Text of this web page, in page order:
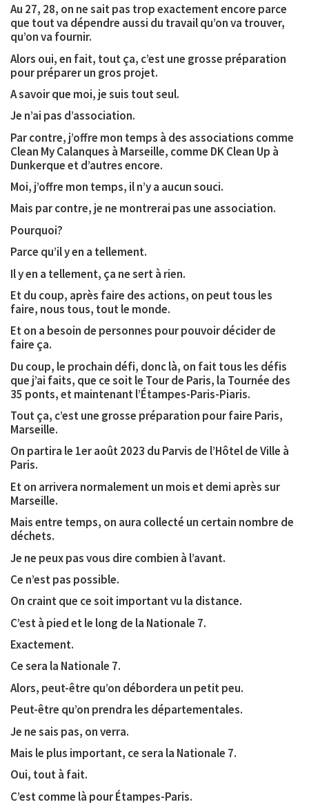
Au 27, 28, on ne sait pas trop exactement encore parce
que tout va dépendre aussi du travail qu’on va trouver,
qu’on va fournir.
Alors oui, en fait, tout ça, c’est une grosse préparation
pour préparer un gros projet.
A savoir que moi, je suis tout seul.
Je n’ai pas d’association.
Par contre, j’offre mon temps à des associations comme
Clean My Calanques à Marseille, comme DK Clean Up à
Dunkerque et d’autres encore.
Moi, j’offre mon temps, il n’y a aucun souci.
Mais par contre, je ne montrerai pas une association.
Pourquoi?
Parce qu’il y en a tellement.
Il y en a tellement, ça ne sert à rien.
Et du coup, après faire des actions, on peut tous les
faire, nous tous, tout le monde.
Et on a besoin de personnes pour pouvoir décider de
faire ça.
Du coup, le prochain défi, donc là, on fait tous les défis
que j’ai faits, que ce soit le Tour de Paris, la Tournée des
35 ponts, et maintenant l’Étampes-Paris-Piaris.
Tout ça, c’est une grosse préparation pour faire Paris,
Marseille.
On partira le 1er août 2023 du Parvis de l’Hôtel de Ville à
Paris.
Et on arrivera normalement un mois et demi après sur
Marseille.
Mais entre temps, on aura collecté un certain nombre de
déchets.
Je ne peux pas vous dire combien à l’avant.
Ce n’est pas possible.
On craint que ce soit important vu la distance.
C’est à pied et le long de la Nationale 7.
Exactement.
Ce sera la Nationale 7.
Alors, peut-être qu’on débordera un petit peu.
Peut-être qu’on prendra les départementales.
Je ne sais pas, on verra.
Mais le plus important, ce sera la Nationale 7.
Oui, tout à fait.
C’est comme là pour Étampes-Paris.